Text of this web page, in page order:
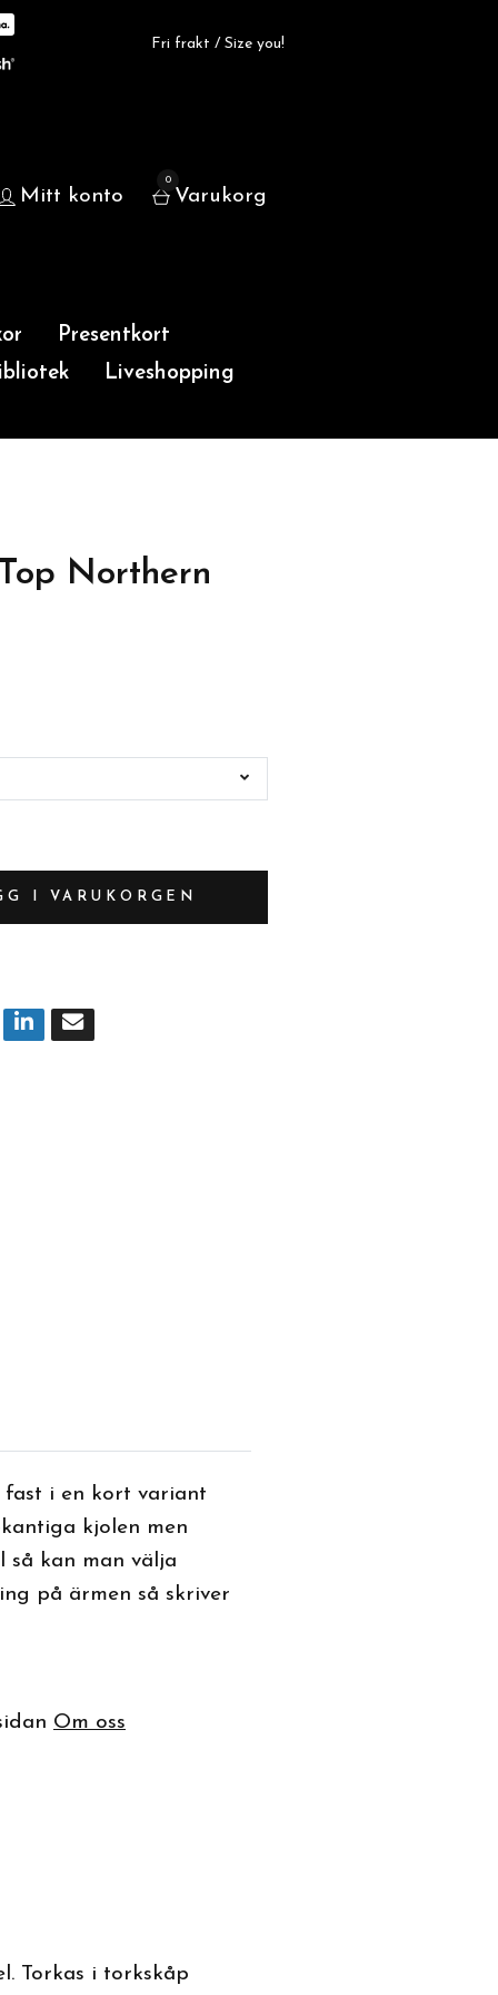
Fri frakt / Size you!
Mitt konto
0
Varukorg
Presentkort
Liveshopping
Northern
I VARUKORGEN
i en kort variant
kjolen men
så kan man välja
på ärmen så skriver
Om oss
Torkas i torkskåp